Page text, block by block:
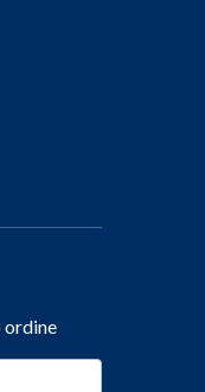
ordine